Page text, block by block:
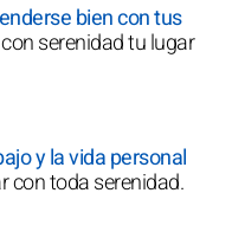
bien con tus
serenidad tu lugar
y la vida personal
con toda serenidad.